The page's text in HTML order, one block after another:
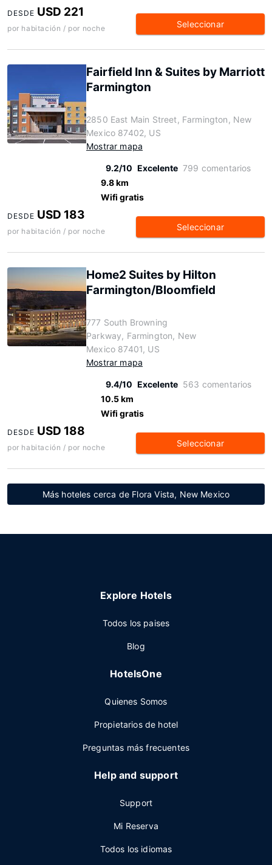
DESDE USD 221
por habitación / por noche Seleccionar
Fairfield Inn & Suites by Marriott
Farmington
2850 East Main Street, Farmington, New
Mexico 87402, US
Mostrar mapa
9.2/10 Excelente 799 comentarios
9.8 km
Wifi gratis
DESDE USD 183
por habitación / por noche Seleccionar
Home2 Suites by Hilton
Farmington/Bloomfield
777 South Browning
Parkway, Farmington, New
Mexico 87401, US
Mostrar mapa
9.4/10 Excelente 563 comentarios
10.5 km
Wifi gratis
DESDE USD 188
por habitación / por noche Seleccionar
Más hoteles cerca de Flora Vista, New Mexico
Explore Hotels
Todos los paises
Blog
HotelsOne
Quienes Somos
Propietarios de hotel
Preguntas más frecuentes
Help and support
Support
Mi Reserva
Todos los idiomas